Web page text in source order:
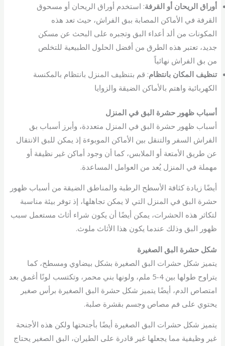
أوراق الريحان أو القرفة: استخدم أوراق الريحان أو مسحوق
القرفة في الأماكن المصابة ببق الفراش، حيث تعد هذه
المكونات من ألد أعداء البق وتجبره على البحث عن مسكن
جديد، تعتبر هذه الطرق من أفضل الحلول الطبيعية للتخلص
من بق الفراش نهائياً
تنظيف المكان بانتظام: قم بتنظيف المنزل بانتظام بالمكنسة
الكهربائية واهتم بالأماكن الضيقة والزوايا
أسباب ظهور حشرة البق في المنزل
أسباب ظهور حشرة البق في المنزل متعددة، وأبرز أسباب بق
الفراش السفر والتنقل بين الأماكن الموبوءة إذ يمكن للبق الانتقال
عن طريق الأمتعة أو الملابس، كما أن وجود أماكن غير نظيفة أو
مهملة في المنزل يُعد من العوامل المساعدة.
أيضًا زيادة كثافة الأسطح الرطبة والمناطق الضيقة من أسباب ظهور
حشرة البق في المنزل التي لا يمكن تجاهلها، إذ توفر بيئة مناسبة
لتكاثر هذه الحشرات، يمكن أيضًا أن يكون شراء أثاث مستعمل سبب
ظهور البق وذلك عندما يكون هذا الأثاث ملوث.
شكل حشرة البق الصغيرة
يتميز شكل حشرات البق الصغيرة بشكل بيضاوي ومسطح، كما
يتراوح طولها بين 4-5 ملم، ولونها بني محمر، وتكتسب لونًا أغمق بعد
امتصاص الدم، أيضًا يتميز شكل حشرة البق الصغيرة برأس صغير
يحتوي على فم مصاص وجسم بقشرة صلبة.
يتميز شكل حشرات البق الصغيرة أيضًا بأجنحتها ولكن هذه الأجنحة
غير وظيفية مما يجعلها غير قادرة على الطيران، البق الصغير يحتاج